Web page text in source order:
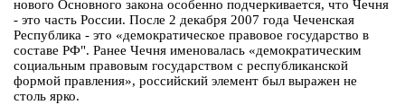
нового Основного закона особенно подчеркивается, что Чечня
- это часть России. После 2 декабря 2007 года Чеченская
Республика - это «демократическое правовое государство в
составе РФ". Ранее Чечня именовалась «демократическим
социальным правовым государством с республиканской
формой правления», российский элемент был выражен не
столь ярко.